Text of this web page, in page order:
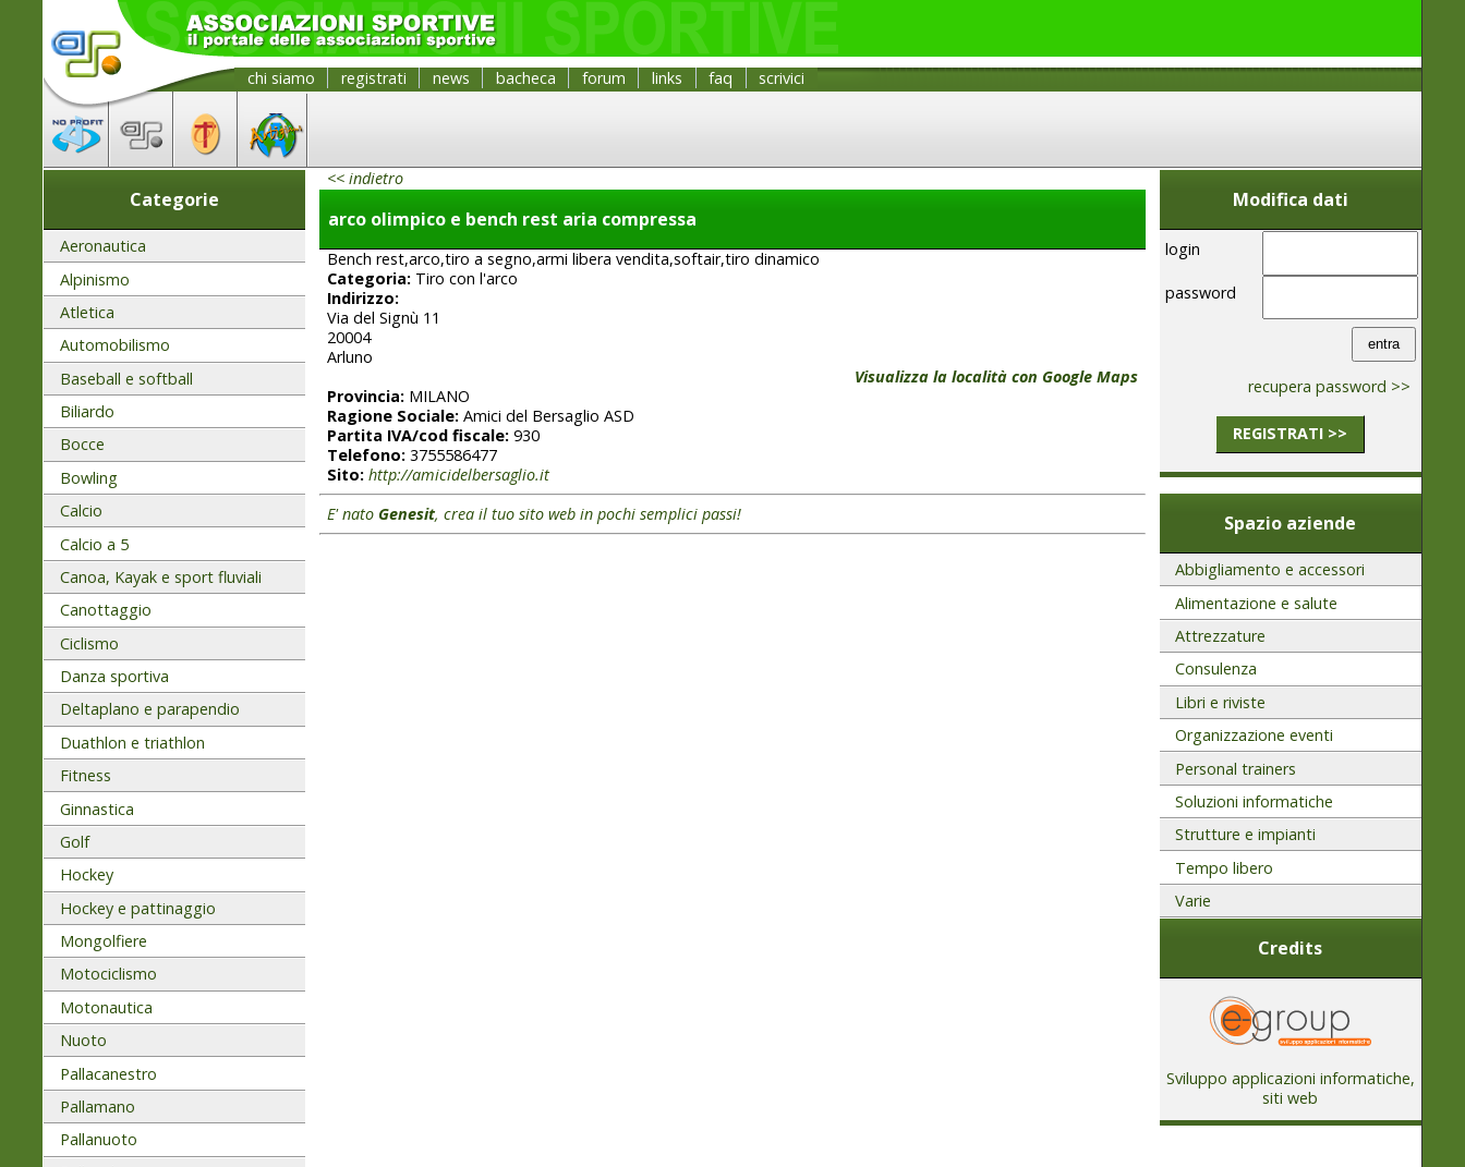
chi siamo registrati news bacheca forum links faq scrivici
Categorie
Aeronautica
Alpinismo
Atletica
Automobilismo
Baseball e softball
Biliardo
Bocce
Bowling
Calcio
Calcio a 5
Canoa, Kayak e sport fluviali
Canottaggio
Ciclismo
Danza sportiva
Deltaplano e parapendio
Duathlon e triathlon
Fitness
Ginnastica
Golf
Hockey
Hockey e pattinaggio
Mongolfiere
Motociclismo
Motonautica
Nuoto
Pallacanestro
Pallamano
Pallanuoto
<< indietro
arco olimpico e bench rest aria compressa
Bench rest,arco,tiro a segno,armi libera vendita,softair,tiro dinamico
Categoria: Tiro con l'arco
Indirizzo:
Via del Signù 11
20004
Arluno
Visualizza la località con Google Maps
Provincia: MILANO
Ragione Sociale: Amici del Bersaglio ASD
Partita IVA/cod fiscale: 930
Telefono: 3755586477
Sito: http://amicidelbersaglio.it
E' nato Genesit, crea il tuo sito web in pochi semplici passi!
Modifica dati
login
password
recupera password >>
REGISTRATI >>
Spazio aziende
Abbigliamento e accessori
Alimentazione e salute
Attrezzature
Consulenza
Libri e riviste
Organizzazione eventi
Personal trainers
Soluzioni informatiche
Strutture e impianti
Tempo libero
Varie
Credits
Sviluppo applicazioni informatiche,
siti web